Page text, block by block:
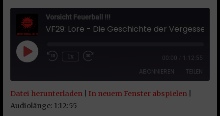
Vorsicht Feuerball !!!
Play Episode1x 00:00 1:12:55
ABONNIEREN TEILEN
Amazon
TEILEN
Datei herunterladen| In neuem Fenster abspielen|
Audiolänge: 1:12:55